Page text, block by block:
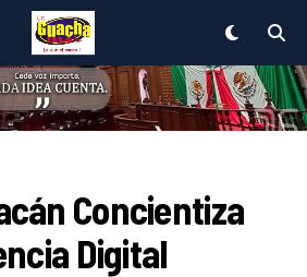
Concientiza
Digital